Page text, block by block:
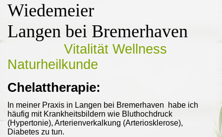
Wiedemeier
Langen bei Bremerhaven
Vitalität Wellness
Naturheilkunde
Chelattherapie:
In meiner Praxis in Langen bei Bremerhaven habe ich
häufig mit Krankheitsbildern wie Bluthochdruck
(Hypertonie), Arterienverkalkung (Arteriosklerose),
Diabetes zu tun.